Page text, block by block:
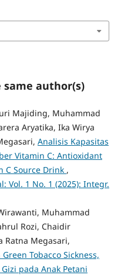
author(s)
Majiding, Muhammad
Aryatika, Ika Wirya
Analisis Kapasitas
Vitamin C: Antioxidant
C Source Drink ,
Vol. 1 No. 1 (2025): Integr.
Muhammad
Rozi, Chaidir
Ratna Megasari,
Tobacco Sickness,
pada Anak Petani